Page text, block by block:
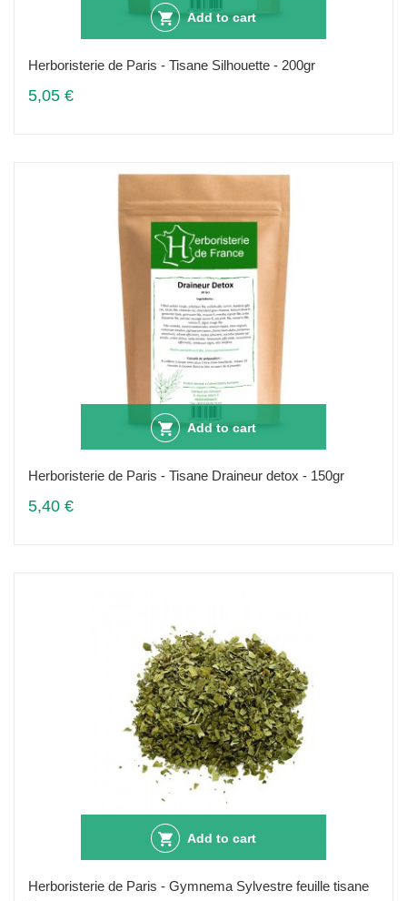
Add to cart
Herboristerie de Paris - Tisane Silhouette - 200gr
5,05 €
Add to cart
Herboristerie de Paris - Tisane Draineur detox - 150gr
5,40 €
Add to cart
Herboristerie de Paris - Gymnema Sylvestre feuille tisane